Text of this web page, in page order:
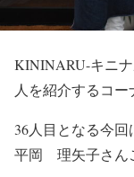
KININARU-キニ
人を紹介するコー
36人目となる今
平岡 理矢子さん